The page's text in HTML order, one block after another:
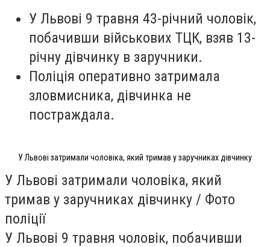
У Львові 9 травня 43-річний чоловік,
побачивши військових ТЦК, взяв 13-
річну дівчинку в заручники.
Поліція оперативно затримала
зловмисника, дівчинка не
постраждала.
У Львові затримали чоловіка, який тримав у заручниках дівчинку
У Львові затримали чоловіка, який
тримав у заручниках дівчинку / Фото
поліції
У Львові 9 травня чоловік, побачивши